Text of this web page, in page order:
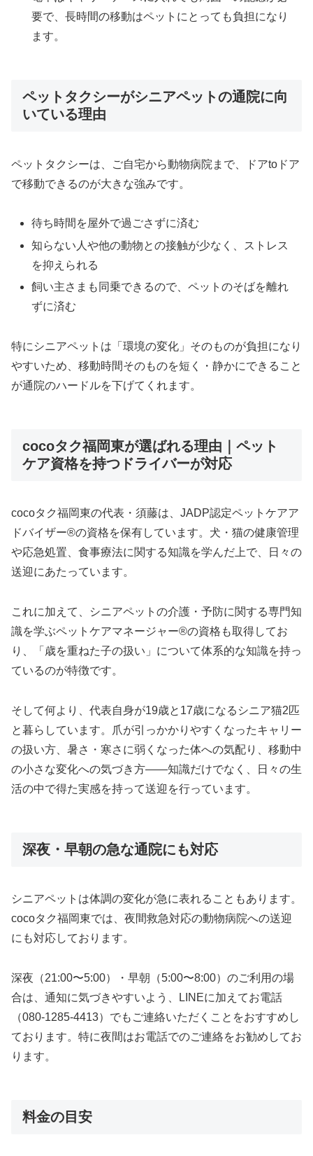
要で、長時間の移動はペットにとっても負担になり
ます。
ペットタクシーがシニアペットの通院に向
いている理由
ペットタクシーは、ご自宅から動物病院まで、ドアtoドア
で移動できるのが大きな強みです。
待ち時間を屋外で過ごさずに済む
知らない人や他の動物との接触が少なく、ストレス
を抑えられる
飼い主さまも同乗できるので、ペットのそばを離れ
ずに済む
特にシニアペットは「環境の変化」そのものが負担になり
やすいため、移動時間そのものを短く・静かにできること
が通院のハードルを下げてくれます。
cocoタク福岡東が選ばれる理由｜ペット
ケア資格を持つドライバーが対応
cocoタク福岡東の代表・須藤は、JADP認定ペットケアア
ドバイザー®の資格を保有しています。犬・猫の健康管理
や応急処置、食事療法に関する知識を学んだ上で、日々の
送迎にあたっています。
これに加えて、シニアペットの介護・予防に関する専門知
識を学ぶペットケアマネージャー®の資格も取得してお
り、「歳を重ねた子の扱い」について体系的な知識を持っ
ているのが特徴です。
そして何より、代表自身が19歳と17歳になるシニア猫2匹
と暮らしています。爪が引っかかりやすくなったキャリー
の扱い方、暑さ・寒さに弱くなった体への気配り、移動中
の小さな変化への気づき方——知識だけでなく、日々の生
活の中で得た実感を持って送迎を行っています。
深夜・早朝の急な通院にも対応
シニアペットは体調の変化が急に表れることもあります。
cocoタク福岡東では、夜間救急対応の動物病院への送迎
にも対応しております。
深夜（21:00〜5:00）・早朝（5:00〜8:00）のご利用の場
合は、通知に気づきやすいよう、LINEに加えてお電話
（080-1285-4413）でもご連絡いただくことをおすすめし
ております。特に夜間はお電話でのご連絡をお勧めしてお
ります。
料金の目安